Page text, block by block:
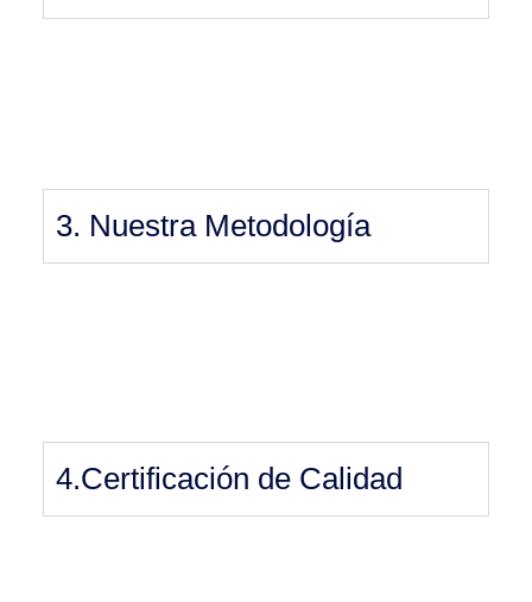
3. Nuestra Metodología
4.Certificación de Calidad